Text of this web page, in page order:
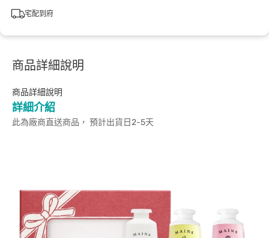
宅配到府
商品詳細說明
商品詳細說明
詳細介紹
此為廠商直送商品， 預計出貨日2-5天